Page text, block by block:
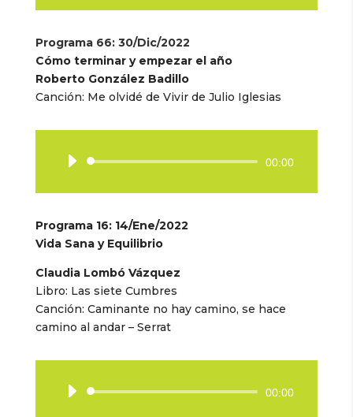
audio
Programa 66: 30/Dic/2022
Cómo terminar y empezar el año
Roberto González Badillo
Canción: Me olvidé de Vivir de Julio Iglesias
Reproductor
audio
00:00
Programa 16: 14/Ene/2022
Vida Sana y Equilibrio
Claudia Lombó Vázquez
Libro: Las siete Cumbres
Canción: Caminante no hay camino, se hace
camino al andar – Serrat
Reproductor
00:00